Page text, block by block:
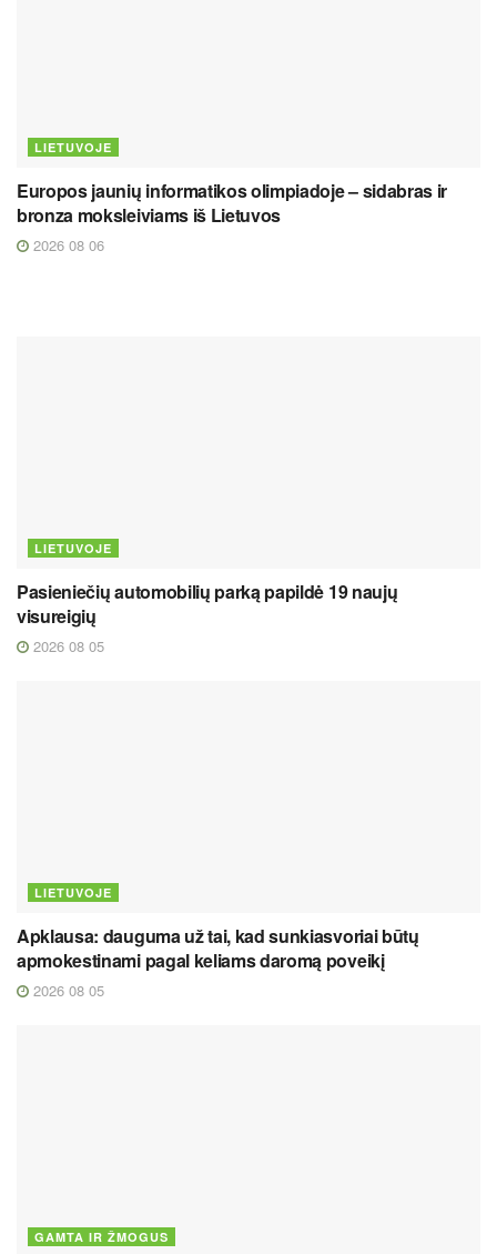
LIETUVOJE
Europos jaunių informatikos olimpiadoje – sidabras ir
bronza moksleiviams iš Lietuvos
2026 08 06
LIETUVOJE
Pasieniečių automobilių parką papildė 19 naujų
visureigių
2026 08 05
LIETUVOJE
Apklausa: dauguma už tai, kad sunkiasvoriai būtų
apmokestinami pagal keliams daromą poveikį
2026 08 05
GAMTA IR ŽMOGUS